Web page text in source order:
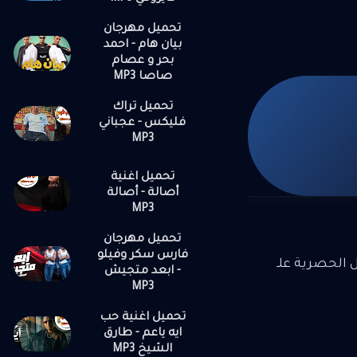
تحميل مهرجان
بيان هام - احمد
بحر و عصام
صاصا MP3
تحميل تراك
فليكس - عجباني
MP3
تحميل اغنية
أصالة - أصالة
MP3
تحميل مهرجان
فارس سكر وفيلو
- ابعد متجيش
MP3
تحميل اغنية حب
ايه ياعم - طارق
الشيخ MP3
الحصرية علـ